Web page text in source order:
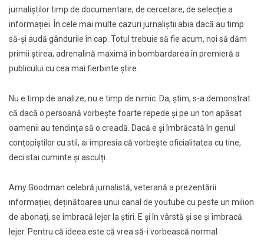
jurnaliștilor timp de documentare, de cercetare, de selecție a
informației. În cele mai multe cazuri jurnaliștii abia dacă au timp
să-și audă gândurile în cap. Totul trebuie să fie acum, noi să dăm
primii știrea, adrenalină maximă în bombardarea în premieră a
publicului cu cea mai fierbinte știre.
Nu e timp de analize, nu e timp de nimic. Da, știm, s-a demonstrat
că dacă o persoană vorbește foarte repede și pe un ton apăsat
oamenii au tendința să o creadă. Dacă e și îmbrăcată în genul
conțopiștilor cu stil, ai impresia că vorbește oficialitatea cu tine,
deci stai cuminte și asculți.
Amy Goodman celebră jurnalistă, veterană a prezentării
informației, deținătoarea unui canal de youtube cu peste un milion
de abonați, se îmbracă lejer la știri. E și în vârstă și se și îmbracă
lejer. Pentru că ideea este că vrea să-i vorbească normal